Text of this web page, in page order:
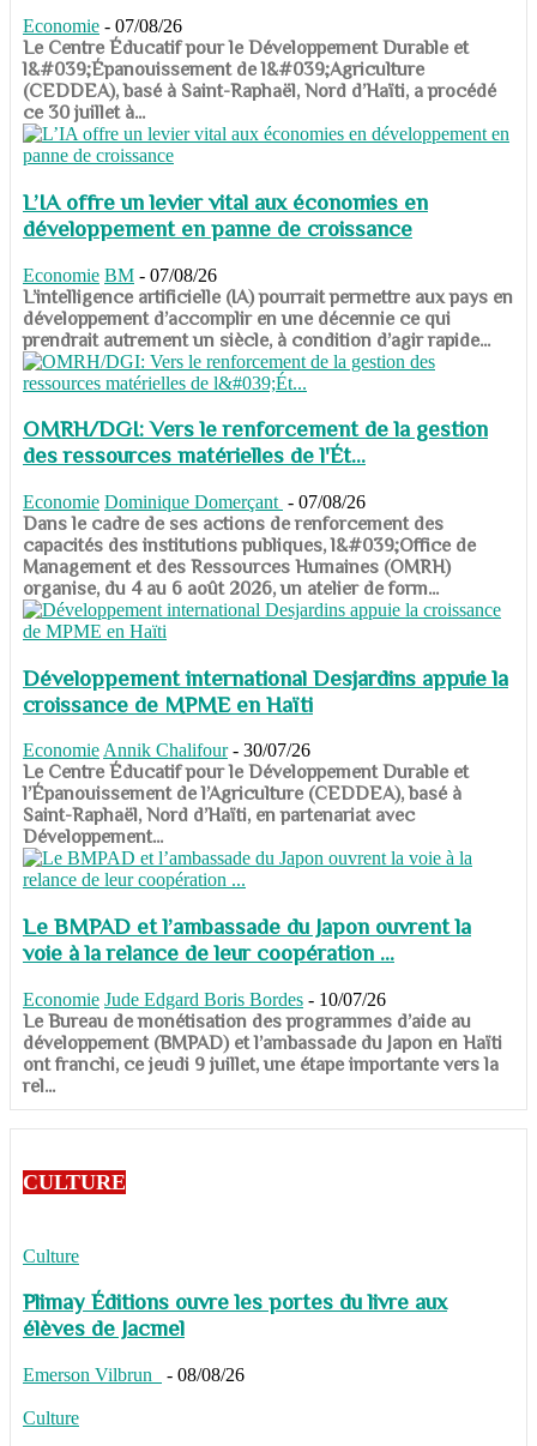
Economie - 07/08/26
​​​​​​​Le Centre Éducatif pour le Développement Durable et
l&#039;Épanouissement de l&#039;Agriculture
(CEDDEA), basé à Saint-Raphaël, Nord d’Haïti, a procédé
ce 30 juillet à...
L’IA offre un levier vital aux économies en
développement en panne de croissance
Economie BM - 07/08/26
​​​​​​​L’intelligence artificielle (IA) pourrait permettre aux pays en
développement d’accomplir en une décennie ce qui
prendrait autrement un siècle, à condition d’agir rapide...
OMRH/DGI: Vers le renforcement de la gestion
des ressources matérielles de l'Ét...
Economie Dominique Domerçant - 07/08/26
Dans le cadre de ses actions de renforcement des
capacités des institutions publiques, l&#039;Office de
Management et des Ressources Humaines (OMRH)
organise, du 4 au 6 août 2026, un atelier de form...
Développement international Desjardins appuie la
croissance de MPME en Haïti
Economie Annik Chalifour - 30/07/26
​​​​​​​Le Centre Éducatif pour le Développement Durable et
l’Épanouissement de l’Agriculture (CEDDEA), basé à
Saint-Raphaël, Nord d’Haïti, en partenariat avec
Développement...
Le BMPAD et l’ambassade du Japon ouvrent la
voie à la relance de leur coopération ...
Economie Jude Edgard Boris Bordes - 10/07/26
​​​​​​​Le Bureau de monétisation des programmes d’aide au
développement (BMPAD) et l’ambassade du Japon en Haïti
ont franchi, ce jeudi 9 juillet, une étape importante vers la
rel...
CULTURE
Culture
Plimay Éditions ouvre les portes du livre aux
élèves de Jacmel
Emerson Vilbrun - 08/08/26
Culture